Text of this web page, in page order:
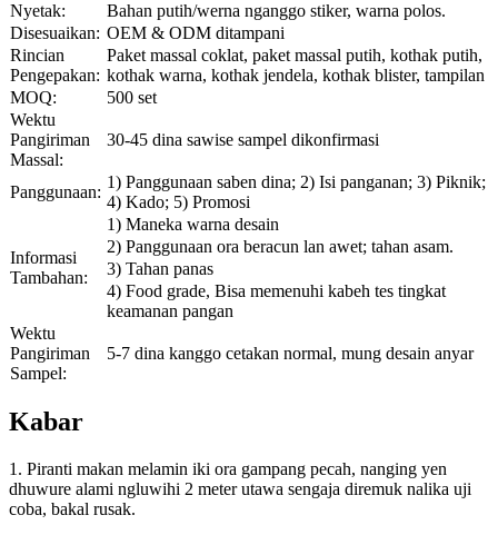
Nyetak:
Bahan putih/werna nganggo stiker, warna polos.
Disesuaikan: OEM & ODM ditampani
Rincian
Pengepakan:
Paket massal coklat, paket massal putih, kothak putih,
kothak warna, kothak jendela, kothak blister, tampilan
MOQ:
500 set
Wektu
Pangiriman
Massal:
30-45 dina sawise sampel dikonfirmasi
Panggunaan:
1) Panggunaan saben dina; 2) Isi panganan; 3) Piknik;
4) Kado; 5) Promosi
Informasi
Tambahan:
1) Maneka warna desain
2) Panggunaan ora beracun lan awet; tahan asam.
3) Tahan panas
4) Food grade, Bisa memenuhi kabeh tes tingkat
keamanan pangan
Wektu
Pangiriman
Sampel:
5-7 dina kanggo cetakan normal, mung desain anyar
Kabar
1. Piranti makan melamin iki ora gampang pecah, nanging yen
dhuwure alami ngluwihi 2 meter utawa sengaja diremuk nalika uji
coba, bakal rusak.